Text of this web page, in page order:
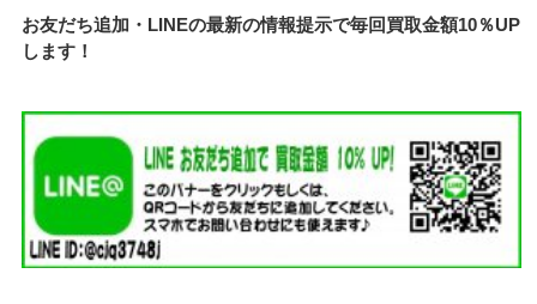
お友だち追加・LINEの最新の情報提示で毎回買取金額10％UP
します！